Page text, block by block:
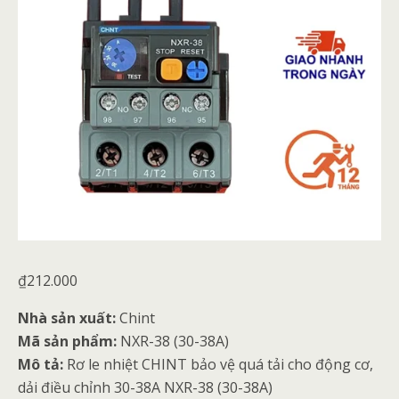
₫212.000
Nhà sản xuất:Chint
Mã sản phẩm: NXR-38 (30-38A)
Mô tả: Rơ le nhiệt CHINT bảo vệ quá tải cho động cơ,
dải điều chỉnh 30-38A NXR-38 (30-38A)